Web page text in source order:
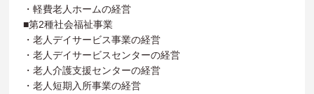
・軽費老人ホームの経営
■第2種社会福祉事業
・老人デイサービス事業の経営
・老人デイサービスセンターの経営
・老人介護支援センターの経営
・老人短期入所事業の経営